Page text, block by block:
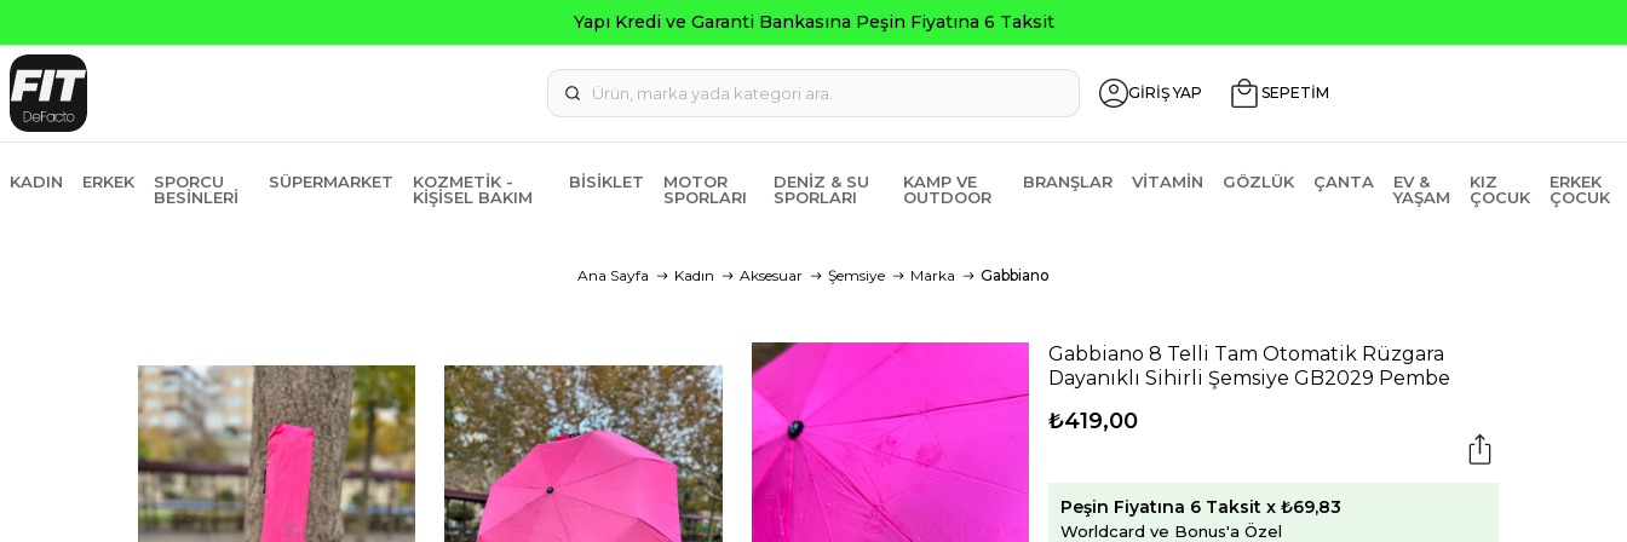
Seçili Ürünlerde ₺2000 Üzeri ₺200 İndirim Kodu: AGUSTOS200
GİRİŞ YAP SEPETİM
KADIN ERKEK
SPORCU
BESINLERI
SÜPERMARKET
KOZMETIK -
KIŞISEL BAKIM
BISIKLET
MOTOR
SPORLARI
DENIZ & SU
SPORLARI
KAMP VE
OUTDOOR
BRANŞLAR VITAMIN GÖZLÜK ÇANTA
EV &
YAŞAM
KIZ
ÇOCUK
ERKEK
ÇOCUK
Ana Sayfa Kadın Aksesuar Şemsiye Marka Gabbiano
Gabbiano 8 Telli Tam Otomatik Rüzgara
Dayanıklı Sihirli Şemsiye GB2029 Pembe
₺419,00
Peşin Fiyatına 6 Taksit x ₺69,83
Worldcard ve Bonus'a Özel